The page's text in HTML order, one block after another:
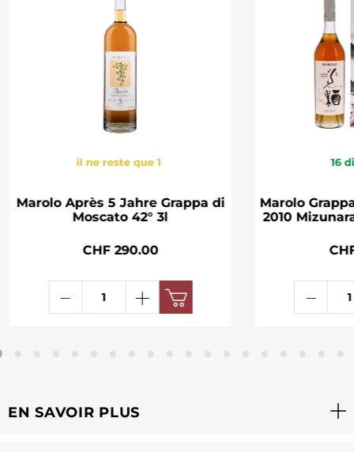
il ne reste que 1
Marolo Après 5 Jahre Grappa di
Moscato 42° 3l
CHF 290.00
16
Marolo
2010
EN SAVOIR PLUS